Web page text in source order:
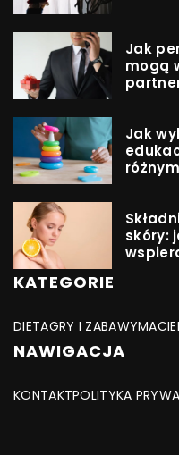
Jak
mogą
Jak
skóry:
KATEGORIE
DIETAGRY I ZABAWY
NAWIGACJA
KONTAKTPOLITYKA